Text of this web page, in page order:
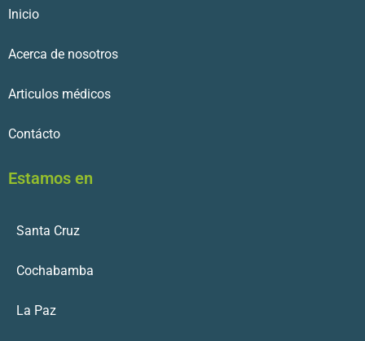
Inicio
Acerca de nosotros
Articulos médicos
Contácto
Estamos en
Santa Cruz
Cochabamba
La Paz